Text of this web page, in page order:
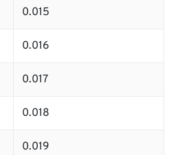
0.015
0.016
0.017
0.018
0.019